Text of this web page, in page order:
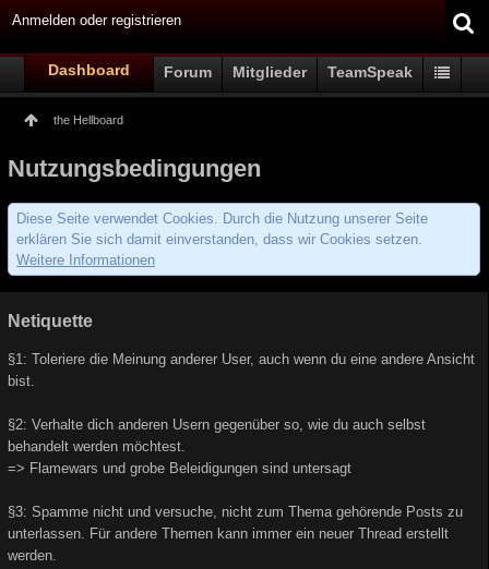
Anmelden oder registrieren
Dashboard Forum Mitglieder TeamSpeak
the Hellboard
Nutzungsbedingungen
Diese Seite verwendet Cookies. Durch die Nutzung unserer Seite
erklären Sie sich damit einverstanden, dass wir Cookies setzen.
Weitere Informationen
Netiquette
§1: Toleriere die Meinung anderer User, auch wenn du eine andere Ansicht
bist.
§2: Verhalte dich anderen Usern gegenüber so, wie du auch selbst
behandelt werden möchtest.
=> Flamewars und grobe Beleidigungen sind untersagt
§3: Spamme nicht und versuche, nicht zum Thema gehörende Posts zu
unterlassen. Für andere Themen kann immer ein neuer Thread erstellt
werden.